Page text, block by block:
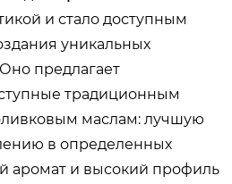
и стало доступным
уникальных
предлагает
традиционным
маслам: лучшую
в определенных
аромат и высокий профиль